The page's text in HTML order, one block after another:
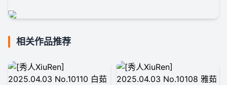
相关作品推荐